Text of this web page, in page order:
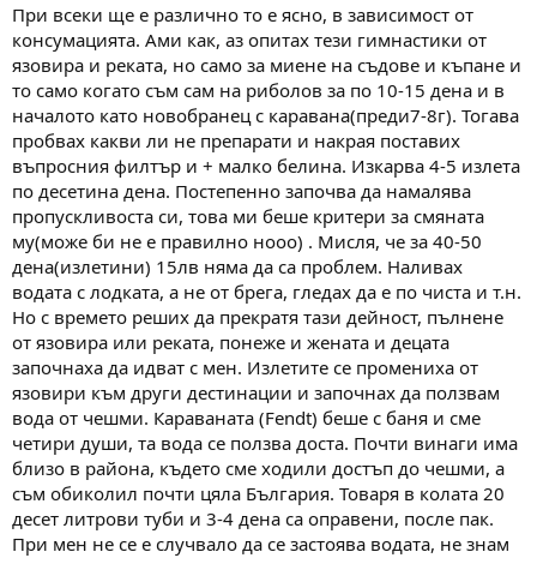
При всеки ще е различно то е ясно, в зависимост от
консумацията. Ами как, аз опитах тези гимнастики от
язовира и реката, но само за миене на съдове и къпане и
то само когато съм сам на риболов за по 10-15 дена и в
началото като новобранец с каравана(преди7-8г). Тогава
пробвах какви ли не препарати и накрая поставих
въпросния филтър и + малко белина. Изкарва 4-5 излета
по десетина дена. Постепенно започва да намалява
пропускливоста си, това ми беше критери за смяната
му(може би не е правилно нооо) . Мисля, че за 40-50
дена(излетини) 15лв няма да са проблем. Наливах
водата с лодката, а не от брега, гледах да е по чиста и т.н.
Но с времето реших да прекратя тази дейност, пълнене
от язовира или реката, понеже и жената и децата
започнаха да идват с мен. Излетите се промениха от
язовири към други дестинации и започнах да ползвам
вода от чешми. Караваната (Fendt) беше с баня и сме
четири души, та вода се ползва доста. Почти винаги има
близо в района, където сме ходили достъп до чешми, а
съм обиколил почти цяла България. Товаря в колата 20
десет литрови туби и 3-4 дена са оправени, после пак.
При мен не се е случвало да се застоява водата, не знам